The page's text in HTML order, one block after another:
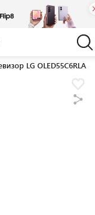
LG OLED55C6RLA